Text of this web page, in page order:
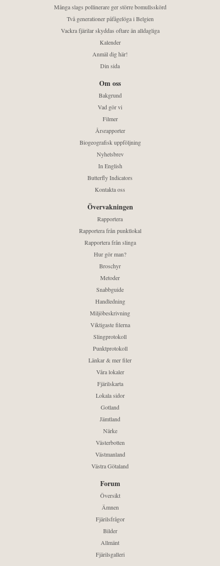
Många slags pollinerare ger större bomullsskörd
Två generationer påfågelöga i Belgien
Vackra fjärilar skyddas oftare än alldagliga
Kalender
Anmäl dig här!
Din sida
Om oss
Bakgrund
Vad gör vi
Filmer
Årsrapporter
Biogeografisk uppföljning
Nyhetsbrev
In English
Butterfly Indicators
Kontakta oss
Övervakningen
Rapportera
Rapportera från punktlokal
Rapportera från slinga
Hur gör man?
Broschyr
Metoder
Snabbguide
Handledning
Miljöbeskrivning
Viktigaste filerna
Slingprotokoll
Punktprotokoll
Länkar & mer filer
Våra lokaler
Fjärilskarta
Lokala sidor
Gotland
Jämtland
Närke
Västerbotten
Västmanland
Västra Götaland
Forum
Översikt
Ämnen
Fjärilsfrågor
Bilder
Allmänt
Fjärilsgalleri